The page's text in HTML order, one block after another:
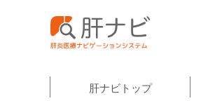
肝ナビトップ